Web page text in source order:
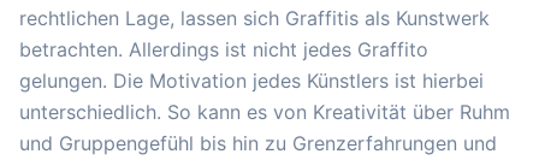
rechtlichen Lage, lassen sich Graffitis als Kunstwerk
betrachten. Allerdings ist nicht jedes Graffito
gelungen. Die Motivation jedes Künstlers ist hierbei
unterschiedlich. So kann es von Kreativität über Ruhm
und Gruppengefühl bis hin zu Grenzerfahrungen und